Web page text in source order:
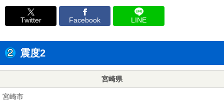
Twitter Facebook LINE
震度2
宮崎県
宮崎市